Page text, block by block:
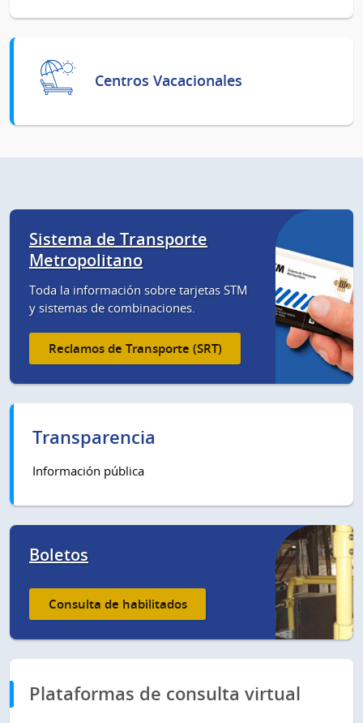
Centros Vacacionales
Sistema de Transporte
Metropolitano
Toda la información sobre tarjetas STM
y sistemas de combinaciones.
Reclamos de Transporte (SRT)
Transparencia
Información pública
Boletos
Consulta de habilitados
Plataformas de consulta virtual